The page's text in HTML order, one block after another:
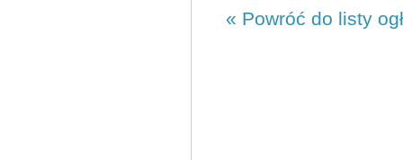
« Powróć do listy